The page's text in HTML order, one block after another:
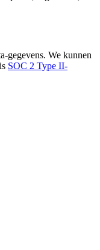
gegevens. We kunnen
SOC 2 Type II-